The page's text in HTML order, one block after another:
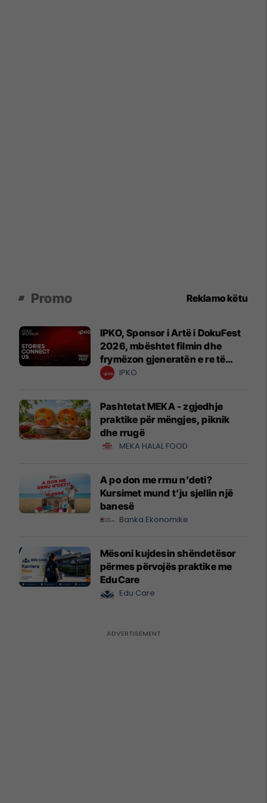
Promo Reklamo këtu
IPKO, Sponsor i Artë i DokuFest
2026, mbështet filmin dhe
frymëzon gjeneratën e re të
krijuesve
IPKO
Pashtetat MEKA - zgjedhje
praktike për mëngjes, piknik
dhe rrugë
MEKA HALAL FOOD
A po don me rrnu n’deti?
Kursimet mund t’ju sjellin një
banesë
Banka Ekonomike
Mësoni kujdesin shëndetësor
përmes përvojës praktike me
EduCare
Edu Care